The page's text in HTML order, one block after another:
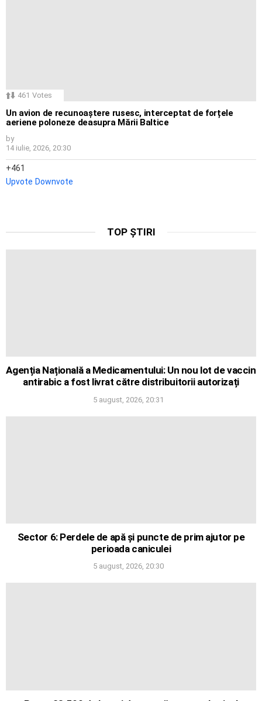
461 Votes
Un avion de recunoaștere rusesc, interceptat de forțele
aeriene poloneze deasupra Mării Baltice
by
14 iulie, 2026, 20:30
461
Upvote Downvote
TOP ȘTIRI
Agenția Națională a Medicamentului: Un nou lot de vaccin
antirabic a fost livrat către distribuitorii autorizați
5 august, 2026, 20:31
Sector 6: Perdele de apă și puncte de prim ajutor pe
perioada caniculei
5 august, 2026, 20:30